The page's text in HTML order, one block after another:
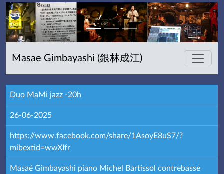
Masae Gimbayashi (銀林成江)
Duo MaMi jazz -20h
26-06-2025
https://www.facebook.com/share/1AsoyE8uS7/?
mibextid=wwXIfr
Masaé Gimbayashi piano Michel Bartissol contrebasse